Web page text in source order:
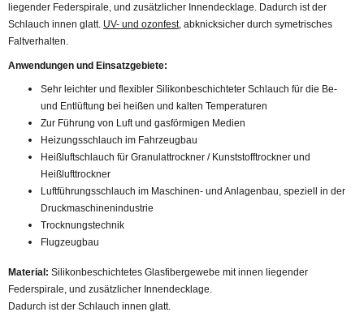
liegender Federspirale, und zusätzlicher Innendecklage. Dadurch ist der
Schlauch innen glatt. UV- und ozonfest, abknicksicher durch symetrisches
Faltverhalten.
Anwendungen und Einsatzgebiete:
Sehr leichter und flexibler Silikonbeschichteter Schlauch für die Be-
und Entlüftung bei heißen und kalten Temperaturen
Zur Führung von Luft und gasförmigen Medien
Heizungsschlauch im Fahrzeugbau
Heißluftschlauch für Granulattrockner / Kunststofftrockner und
Heißlufttrockner
Luftführungsschlauch im Maschinen- und Anlagenbau, speziell in der
Druckmaschinenindustrie
Trocknungstechnik
Flugzeugbau
Material: Silikonbeschichtetes Glasfibergewebe mit innen liegender
Federspirale, und zusätzlicher Innendecklage.
Dadurch ist der Schlauch innen glatt.